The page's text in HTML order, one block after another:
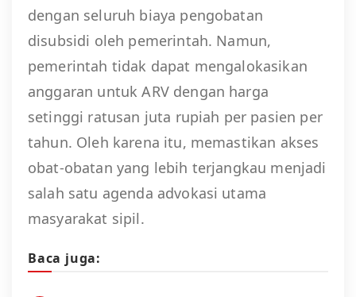
dengan seluruh biaya pengobatan
disubsidi oleh pemerintah. Namun,
pemerintah tidak dapat mengalokasikan
anggaran untuk ARV dengan harga
setinggi ratusan juta rupiah per pasien per
tahun. Oleh karena itu, memastikan akses
obat-obatan yang lebih terjangkau menjadi
salah satu agenda advokasi utama
masyarakat sipil.
Baca juga: